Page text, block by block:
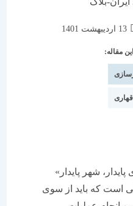
شهر پایدار»
که باید از سوی